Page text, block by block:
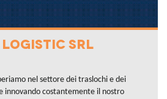
SRL
nel settore dei traslochi e dei
innovando costantemente il nostro